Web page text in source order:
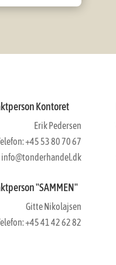
Kontoret
Erik Pedersen
+45 53 80 70 67
info@tonderhandel.dk
"SAMMEN"
Gitte Nikolajsen
+45 41 42 62 82